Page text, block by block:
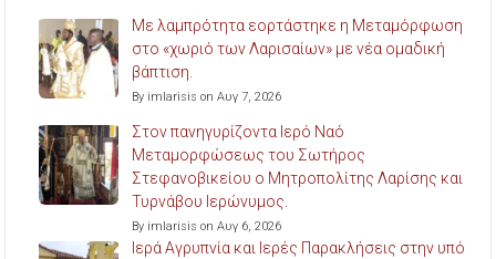
Με λαμπρότητα εορτάστηκε η Μεταμόρφωση
στο «χωριό των Λαρισαίων» με νέα ομαδική
βάπτιση.
By imlarisis on Αυγ 7, 2026
Στον πανηγυρίζοντα Ιερό Ναό
Μεταμορφώσεως του Σωτήρος
Στεφανοβικείου ο Μητροπολίτης Λαρίσης και
Τυρνάβου Ιερώνυμος.
By imlarisis on Αυγ 6, 2026
Ιερά Αγρυπνία και Ιερές Παρακλήσεις στην υπό